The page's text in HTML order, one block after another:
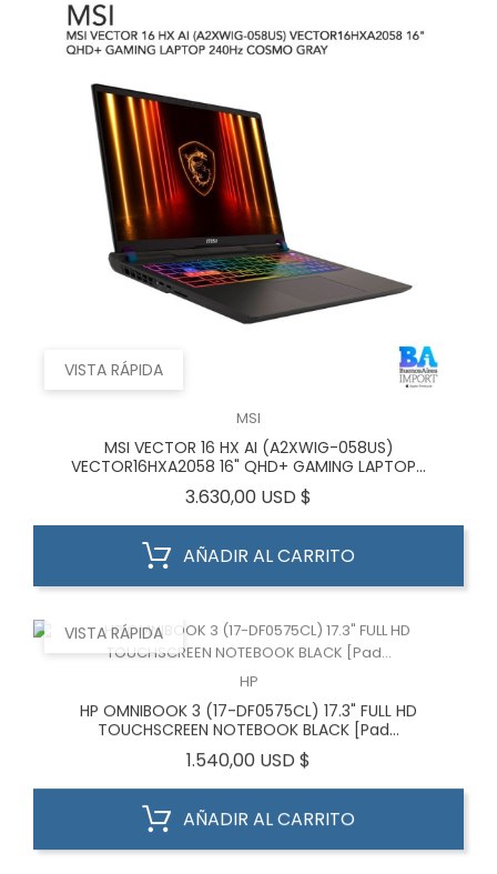
VISTA RÁPIDA
MSI
MSI VECTOR 16 HX AI (A2XWIG-058US)
VECTOR16HXA2058 16" QHD+ GAMING LAPTOP...
3.630,00 USD $
AÑADIR AL CARRITO
VISTA RÁPIDA
HP
HP OMNIBOOK 3 (17-DF0575CL) 17.3" FULL HD
TOUCHSCREEN NOTEBOOK BLACK [Pad...
1.540,00 USD $
AÑADIR AL CARRITO